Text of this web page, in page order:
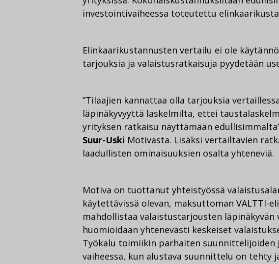
investointivaiheessa toteutettu
Elinkaarikustannusten vertailu ei ole
tarjouksia ja valaistusratkaisuja pyydetään
”Tilaajien kannattaa olla tarjouksia
läpinäkyvyyttä laskelmilta, ettei
yrityksen ratkaisu näyttämään
Suur-Uski Motivasta. Lisäksi vertailtavien
laadullisten ominaisuuksien osalta yhteneviä.
Motiva on tuottanut yhteistyössä
käytettävissä olevan, maksuttoman VALTTI-
mahdollistaa valaistustarjousten läpinäkyvän
huomioidaan yhtenevästi keskeiset
Työkalu toimiikin parhaiten suunnittelijoiden
vaiheessa, kun alustava suunnittelu on tehty